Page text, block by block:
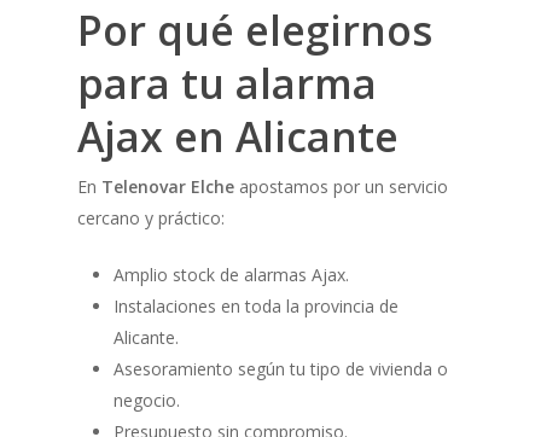
Por qué elegirnos
para tu alarma
Ajax en Alicante
En Telenovar Elche apostamos por un servicio
cercano y práctico:
Amplio stock de alarmas Ajax.
Instalaciones en toda la provincia de
Alicante.
Asesoramiento según tu tipo de vivienda o
negocio.
Presupuesto sin compromiso.